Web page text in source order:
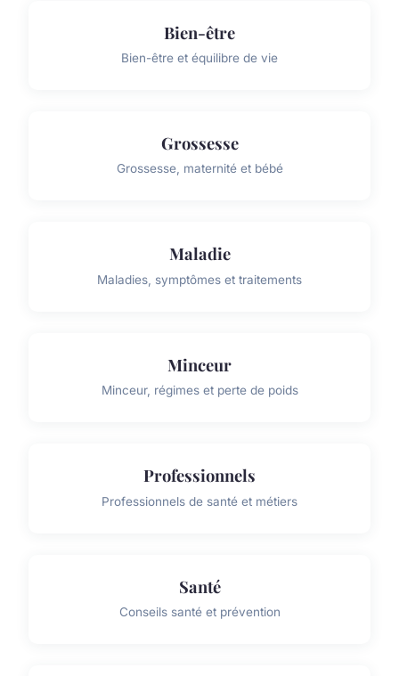
Bien-être
Bien-être et équilibre de vie
Grossesse
Grossesse, maternité et bébé
Maladie
Maladies, symptômes et traitements
Minceur
Minceur, régimes et perte de poids
Professionnels
Professionnels de santé et métiers
Santé
Conseils santé et prévention